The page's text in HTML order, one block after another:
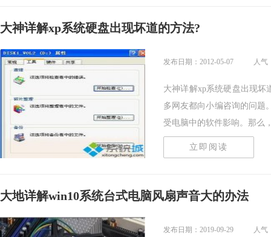
大神详解xp系统硬盘出现坏道的方法?
发布日期：2012-05-07 人气
大神详解xp系统硬盘出现坏
多网友都向小编咨询的问题
受电脑中的软件影响。那么
立即阅读
大地详解win10系统台式电脑风扇声音大的办法
发布日期：2019-09-29 人气